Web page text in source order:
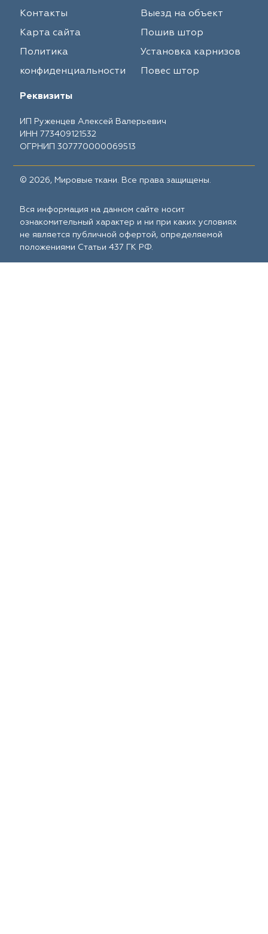
Контакты
Карта сайта
Политика
конфиденциальности
Выезд на объект
Пошив штор
Установка карнизов
Повес штор
Реквизиты
ИП Руженцев Алексей Валерьевич
ИНН 773409121532
ОГРНИП 307770000069513
© 2026, Мировые ткани. Все права защищены.
Вся информация на данном сайте носит
ознакомительный характер и ни при каких условиях
не является публичной офертой, определяемой
положениями Статьи 437 ГК РФ.